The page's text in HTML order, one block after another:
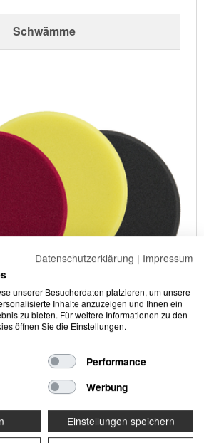
Schwämme
Datenschutzerklärung | Impressum
unserer Besucherdaten platzieren, um unsere
Inhalte anzuzeigen und Ihnen ein
zu bieten. Für weitere Informationen zu den
öffnen Sie die Einstellungen.
Performance
Werbung
Einstellungen speichern